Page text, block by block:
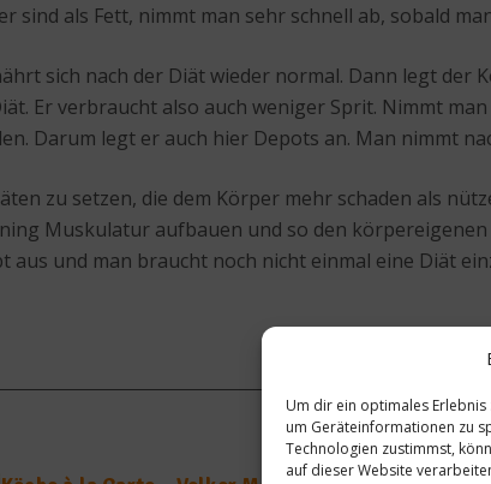
Um dir ein optimales
um Geräteinformationen zu
Technologien zustimmst,
auf dieser Website
sind als Fett, nimmt man sehr schnell ab, sobald
sich nach der Diät wieder normal. Dann legt
Er verbraucht also auch weniger Sprit. Nimmt
Darum legt er auch hier Depots an. Man nimmt
zu setzen, die dem Körper mehr schaden als
Muskulatur aufbauen und so den
aus und man braucht noch nicht einmal eine Diät